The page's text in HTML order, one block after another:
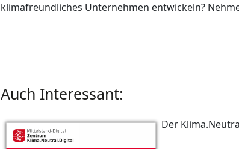
klimafreundliches Unternehmen entwickeln?
Auch Interessant:
Der